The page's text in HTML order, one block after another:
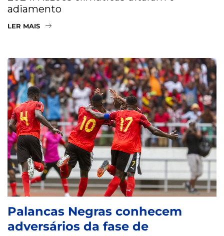
adiamento
LER MAIS
Palancas Negras conhecem
adversários da fase de